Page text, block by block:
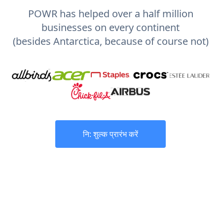
POWR has helped over a half million
businesses on every continent
(besides Antarctica, because of course not)
नि: शुल्क प्रारंभ करें